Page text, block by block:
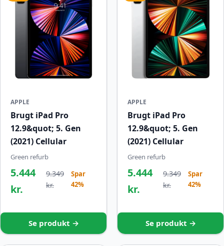
APPLE
Brugt iPad Pro
12.9&quot; 5. Gen
(2021) Cellular
Green refurb
5.444
kr.
9.349
kr.
Spar
42%
Se produkt →
APPLE
Brugt iPad Pro
12.9&quot; 5. Gen
(2021) Cellular
Green refurb
5.444
kr.
9.349
kr.
Spar
42%
Se produkt →